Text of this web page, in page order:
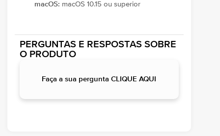
macOS: macOS 10.15 ou superior
PERGUNTAS E RESPOSTAS SOBRE
O PRODUTO
Faça a sua pergunta CLIQUE AQUI